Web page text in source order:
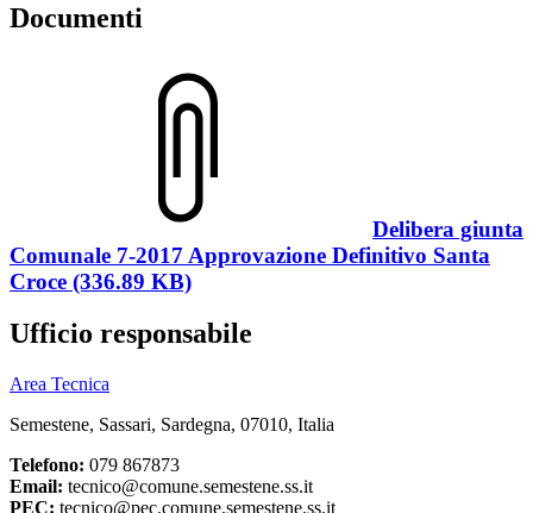
Documenti
Delibera giunta
Comunale 7-2017 Approvazione Definitivo Santa
Croce (336.89 KB)
Ufficio responsabile
Area Tecnica
Semestene, Sassari, Sardegna, 07010, Italia
Telefono: 079 867873
Email: tecnico@comune.semestene.ss.it
PEC: tecnico@pec.comune.semestene.ss.it